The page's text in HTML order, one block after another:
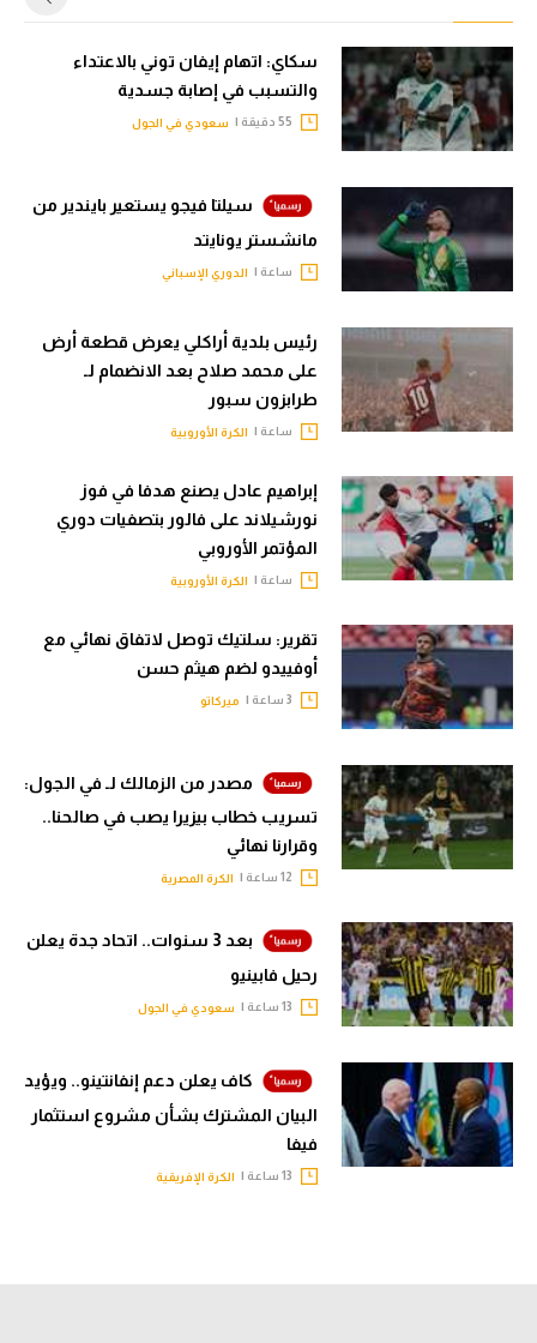
سكاي: اتهام إيفان توني بالاعتداء
والتسبب في إصابة جسدية
سعودي في الجول
سيلتا فيجو يستعير بايندير من
مانشستر يونايتد
ساعة | الدوري الإسباني
رئيس بلدية أراكلي يعرض قطعة أرض
على محمد صلاح بعد الانضمام لـ
طرابزون سبور
ساعة | الكرة الأوروبية
إبراهيم عادل يصنع هدفا في فوز
نورشيلاند على فالور بتصفيات دوري
المؤتمر الأوروبي
ساعة | الكرة الأوروبية
تقرير: سلتيك توصل لاتفاق نهائي مع
أوفييدو لضم هيثم حسن
ميركاتو
مصدر من الزمالك لـ في الجول:
تسريب خطاب بيزيرا يصب في صالحنا..
وقرارنا نهائي
الكرة المصرية
بعد 3 سنوات.. اتحاد جدة يعلن
رحيل فابينيو
سعودي في الجول
كاف يعلن دعم إنفانتينو.. ويؤيد
البيان المشترك بشأن مشروع استثمار
فيفا
الكرة الإفريقية